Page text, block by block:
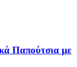
Παπούτσια με